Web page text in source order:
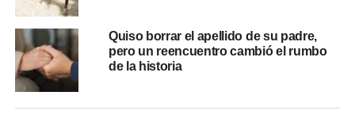
Quiso borrar el apellido de su padre,
pero un reencuentro cambió el rumbo
de la historia